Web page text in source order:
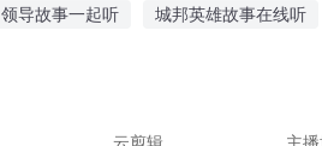
领导故事一起听 城邦英雄故事在线听
云剪辑
主